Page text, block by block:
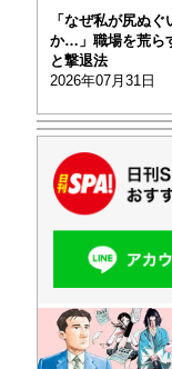
「なぜ私が尻ぬ
か…」職場を荒ら
と撃退法
2026年07月31日